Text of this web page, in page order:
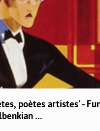
poètes artistes' -
...